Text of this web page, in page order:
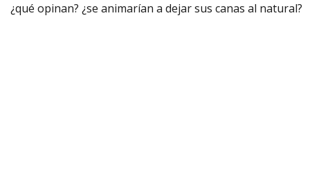
¿qué opinan? ¿se animarían a dejar sus canas al natural?